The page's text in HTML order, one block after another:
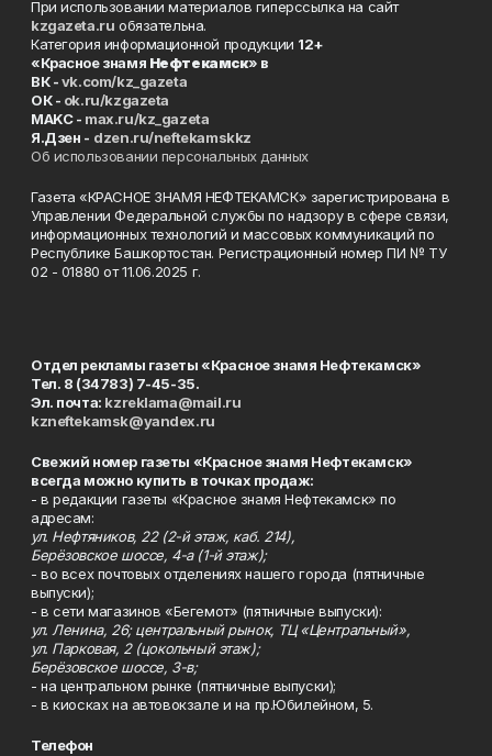
При использовании материалов гиперссылка на сайт
kzgazeta.ru обязательна.
Категория информационной продукции 12+
«Красное знамя Нефтекамск» в
ВК -vk.com/kz_gazeta
ОК - ok.ru/kzgazeta
MAKC - max.ru/kz_gazeta
Я.Дзен - dzen.ru/neftekamskkz
Об использовании персональных данных
Газета «КРАСНОЕ ЗНАМЯ НЕФТЕКАМСК» зарегистрирована в
Управлении Федеральной службы по надзору в сфере связи,
информационных технологий и массовых коммуникаций по
Республике Башкортостан. Регистрационный номер ПИ № ТУ
02 - 01880 от 11.06.2025 г.
Отдел рекламы газеты «Красное знамя Нефтекамск»
Тел. 8 (34783) 7-45-35.
Эл. почта: kzreklama@mail.ru
kzneftekamsk@yandex.ru
Свежий номер газеты «Красное знамя Нефтекамск»
всегда можно купить в точках продаж:
- в редакции газеты «Красное знамя Нефтекамск» по
адресам:
ул. Нефтяников, 22 (2-й этаж, каб. 214),
Берёзовское шоссе, 4-а (1-й этаж);
- во всех почтовых отделениях нашего города (пятничные
выпуски);
- в сети магазинов «Бегемот» (пятничные выпуски):
ул. Ленина, 26; центральный рынок, ТЦ «Центральный»,
ул. Парковая, 2 (цокольный этаж);
Берёзовское шоссе, 3-в;
- на центральном рынке (пятничные выпуски);
- в киосках на автовокзале и на пр.Юбилейном, 5.
Телефон